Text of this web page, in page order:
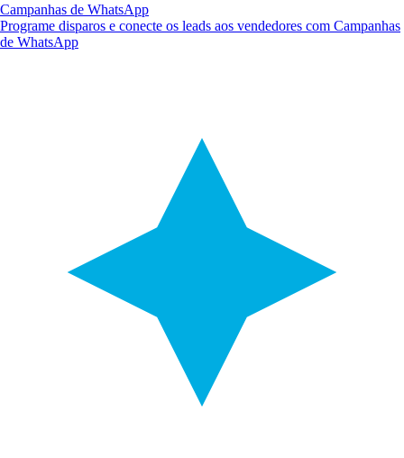
Campanhas de WhatsApp
Programe disparos e conecte os leads aos vendedores com Campanhas
de WhatsApp